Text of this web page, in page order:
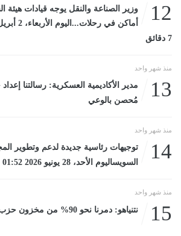
12
وزير الصناعة والنقل يوجه قيادات هيئة
7 دقائق
منذ شهر واحد
13
مدير الأكاديمية العسكرية: رسالتنا
مُحصن بالوعي
منذ شهر واحد
14
توجيهات رئاسية جديدة لدعم وتطوير
السويساليوم الأحد، 28 يونيو 2026 01:52 مـ
منذ شهر واحد
15 نتنياهو: دمرنا نحو 90% من مخزون حزب الله الصاروخى